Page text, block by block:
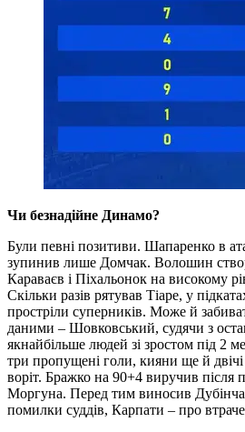
Чи безнадійне Динамо?
Були певні позитиви. Шапаренко в
зупинив лише Домчак. Волошин
Караваєв і Піхальонок на високому
Скільки разів рятував Тіаре, у
простріли суперників. Може й
даними – Шовковський, судячи з
якнайбільше людей зі зростом під 2
три пропущені голи, кияни ще й
воріт. Бражко на 90+4 виручив після
Моргуна. Перед тим виносив
помилки суддів, Карпати – про